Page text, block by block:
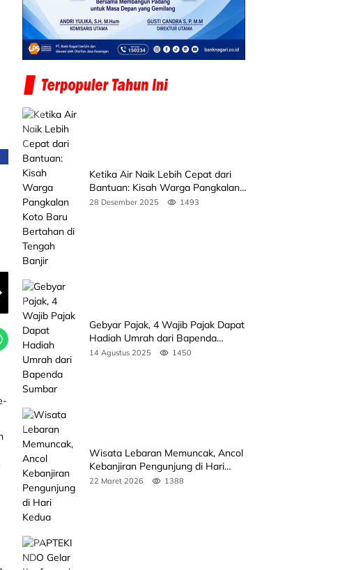
Ketika Air Naik Lebih Cepat dari
Bantuan: Kisah Warga Pangkalan
Koto Baru Bertahan di Tengah
28 Desember 2025 1493
Gebyar Pajak, 4 Wajib Pajak Dapat
Hadiah Umrah dari Bapenda
Sumbar
14 Agustus 2025 1450
Wisata Lebaran Memuncak, Ancol
Kebanjiran Pengunjung di Hari
Kedua
22 Maret 2026 1388